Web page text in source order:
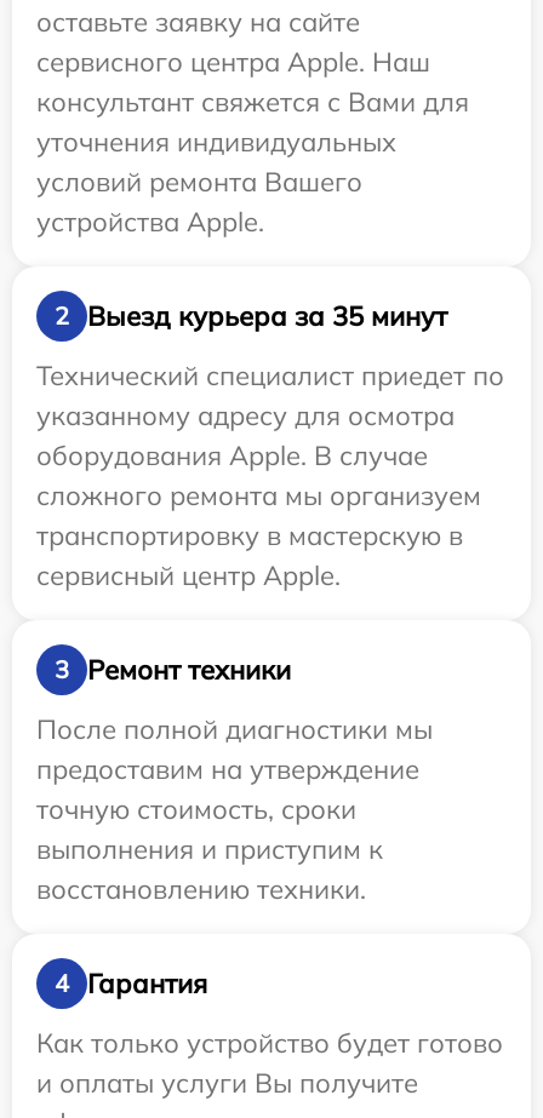
оставьте заявку на сайте
сервисного центра Apple. Наш
консультант свяжется с Вами для
уточнения индивидуальных
условий ремонта Вашего
устройства Apple.
2
Выезд курьера за 35 минут
Технический специалист приедет по
указанному адресу для осмотра
оборудования Apple. В случае
сложного ремонта мы организуем
транспортировку в мастерскую в
сервисный центр Apple.
3
Ремонт техники
После полной диагностики мы
предоставим на утверждение
точную стоимость, сроки
выполнения и приступим к
восстановлению техники.
4
Гарантия
Как только устройство будет готово
и оплаты услуги Вы получите